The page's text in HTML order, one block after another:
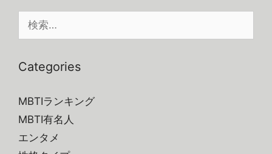
索:
Categories
MBTIランキング
MBTI有名人
エンタメ